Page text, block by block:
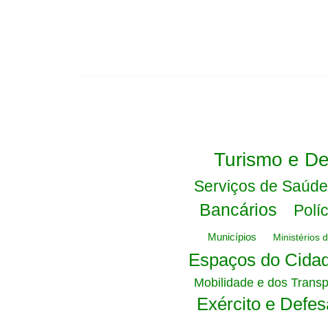
Turismo e
Serviços de Saúde
Bancários
Municípios Ministérios
Espaços do
Mobilidade e dos
Exército e